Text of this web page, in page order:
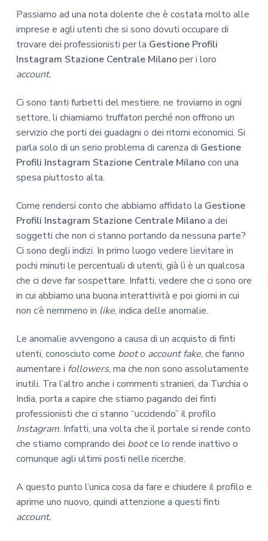
Passiamo ad una nota dolente che è costata molto alle
imprese e agli utenti che si sono dovuti occupare di
trovare dei professionisti per la Gestione Profili
Instagram Stazione Centrale Milanoper i loro
account.
Ci sono tanti furbetti del mestiere, ne troviamo in ogni
settore, li chiamiamo truffatori perché non offrono un
servizio che porti dei guadagni o dei ritorni economici. Si
parla solo di un serio problema di carenza di Gestione
Profili Instagram Stazione Centrale Milanocon una
spesa piuttosto alta.
Come rendersi conto che abbiamo affidato la Gestione
Profili Instagram Stazione Centrale Milanoa dei
soggetti che non ci stanno portando da nessuna parte?
Ci sono degli indizi. In primo luogo vedere lievitare in
pochi minuti le percentuali di utenti, già lì è un qualcosa
che ci deve far sospettare. Infatti, vedere che ci sono ore
in cui abbiamo una buona interattività e poi giorni in cui
non c’è nemmeno in like, indica delle anomalie.
Le anomalie avvengono a causa di un acquisto di finti
utenti, conosciuto come booto account fake, che fanno
aumentare i followers, ma che non sono assolutamente
inutili. Tra l’altro anche i commenti stranieri, da Turchia o
India, porta a capire che stiamo pagando dei finti
professionisti che ci stanno “uccidendo” il profilo
Instagram. Infatti, una volta che il portale si rende conto
che stiamo comprando dei bootce lo rende inattivo o
comunque agli ultimi posti nelle ricerche.
A questo punto l’unica cosa da fare e chiudere il profilo e
aprirne uno nuovo, quindi attenzione a questi finti
account.